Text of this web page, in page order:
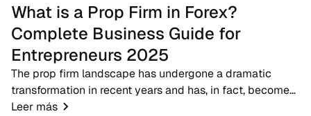
What is a Prop Firm in Forex?
Complete Business Guide for
Entrepreneurs 2025
The prop firm landscape has undergone a dramatic
transformation in recent years and has, in fact, become
one of the most significant developments in the forex
Leer más